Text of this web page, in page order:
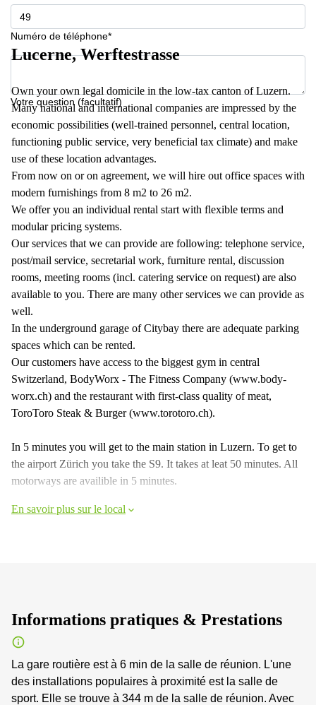
de la
Drance 2
Martigny
Route
7 Nyon
Z. A.
La
Pièce
Rolle
Bahnhofstrasse
10 Zürich
Numéro de téléphone*
Votre question (facultatif)
Lucerne, Werftestrasse
Own your own legal domicile in the low-tax canton of Luzern.
Many national and international companies are impressed by the
economic possibilities (well-trained personnel, central location,
functioning public service, very beneficial tax climate) and make
use of these location advantages.
From now on or on agreement, we will hire out office spaces with
modern furnishings from 8 m2 to 26 m2.
We offer you an individual rental start with flexible terms and
modular pricing systems.
Our services that we can provide are following: telephone service,
post/mail service, secretarial work, furniture rental, discussion
rooms, meeting rooms (incl. catering service on request) are also
available to you. There are many other services we can provide as
well.
In the underground garage of Citybay there are adequate parking
spaces which can be rented.
Our customers have access to the biggest gym in central
Switzerland, BodyWorx - The Fitness Company (www.body-
worx.ch) and the restaurant with first-class quality of meat,
ToroToro Steak & Burger (www.torotoro.ch).
In 5 minutes you will get to the main station in Luzern. To get to
the airport Zürich you take the S9. It takes at leat 50 minutes. All
motorways are availible in 5 minutes.
En savoir plus sur le local
Informations pratiques & Prestations
La gare routière est à 6 min de la salle de réunion. L'une
des installations populaires à proximité est la salle de
sport. Elle se trouve à 344 m de la salle de réunion. Avec